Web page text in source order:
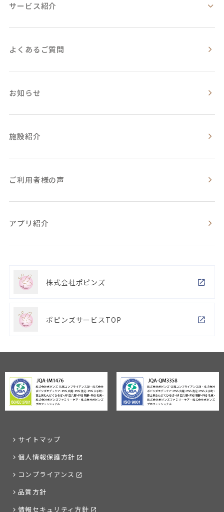
サービス紹介
よくあるご質問
お知らせ
施設紹介
ご利用者様の声
アプリ紹介
株式会社ポピンズ
ポピンズサービスTOP
サイトマップ
個人情報保護方針
コンプライアンス
品質方針
情報セキュリティ方針